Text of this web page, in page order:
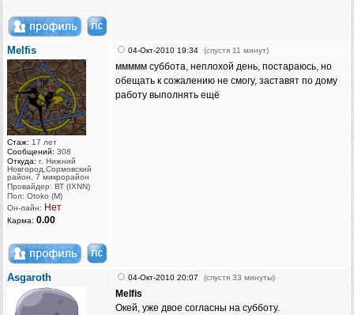
Melfis
Стаж: 17 лет
Сообщений: 308
Откуда: г. Нижний
Новгород,Сормовский
район, 7 микрорайон
Провайдер: ВТ (IXNN)
Пол: Otoko (M)
Он-лайн: Нет
Карма: 0.00
04-Окт-2010 19:34 (спустя 11 минут)
ммммм суббота, неплохой день, постараюсь, но
обещать к сожалению не смогу, заставят по дому
работу выполнять ещё
Asgaroth 04-Окт-2010 20:07 (спустя 33 минуты)
Melfis
Окей, уже двое согласны на субботу.